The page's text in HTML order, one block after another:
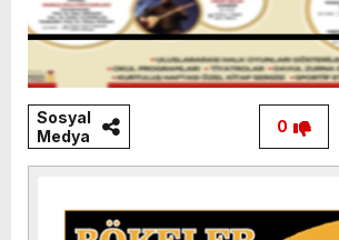
Sosyal
Medya
0